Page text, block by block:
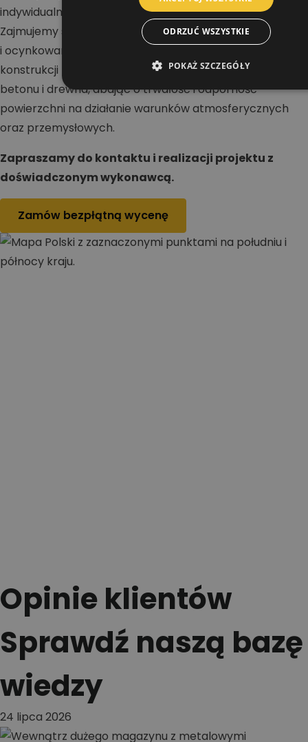
indywidualnych, firm i inwestorów przemysłowych.
Zajmujemy się renowacją dachów stalowych, blaszanych
i ocynkowanych, a także malowaniem hal oraz
konstrukcji nośnych. Wykonujemy zabezpieczenia stali,
betonu i drewna, dbając o trwałość i odporność
powierzchni na działanie warunków atmosferycznych
oraz przemysłowych.
Zapraszamy do kontaktu i realizacji projektu z
doświadczonym wykonawcą.
Zamów bezpłątną wycenę
Opinie klientów
Sprawdź naszą bazę
wiedzy
24 lipca 2026
ODRZUĆ WSZYSTKIE
POKAŻ SZCZEGÓŁY